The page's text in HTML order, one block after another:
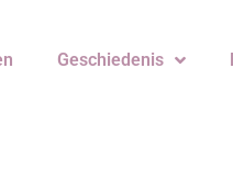
Geschiedenis